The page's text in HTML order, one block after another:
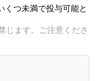
くつ未満で投与可能と
じます。ご注意くださ